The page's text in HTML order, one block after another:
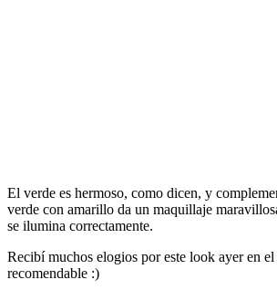
El verde es hermoso, como dicen, y
verde con amarillo da un maquillaje
se ilumina correctamente.
Recibí muchos elogios por este look ayer en el
recomendable :)